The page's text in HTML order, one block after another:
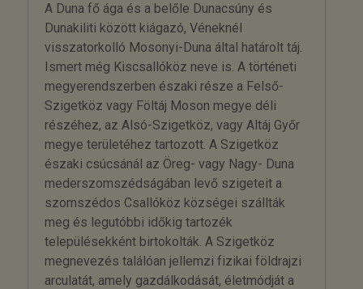
A Duna fő ága és a belőle Dunacsúny és
Dunakiliti között kiágazó, Véneknél
visszatorkolló Mosonyi-Duna által határolt táj.
Ismert még Kiscsallóköz neve is. A történeti
megyerendszerben északi része a Felső-
Szigetköz vagy Föltáj Moson megye déli
részéhez, az Alsó-Szigetköz, vagy Altáj Győr
megye területéhez tartozott. A Szigetköz
északi csúcsánál az Öreg- vagy Nagy- Duna
mederszomszédságában levő szigeteit a
szomszédos Csallóköz községei szállták
meg és legutóbbi időkig tartozék
településekként birtokolták. A Szigetköz
megnevezés találóan jellemzi fizikai földrajzi
arculatát, amely gazdálkodását, életmódját a